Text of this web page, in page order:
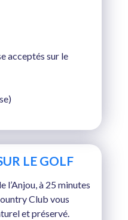
LE GOLF
l’Anjou, à 25 minutes
Club vous
et préservé.
2026
2026 %
2026
2026
2026
2026
acceptés sur le